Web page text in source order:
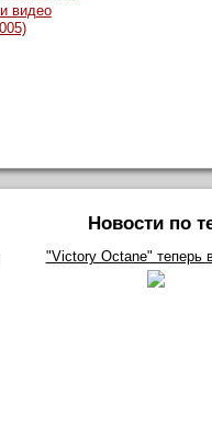
Новости по
"Victory Octane" теперь